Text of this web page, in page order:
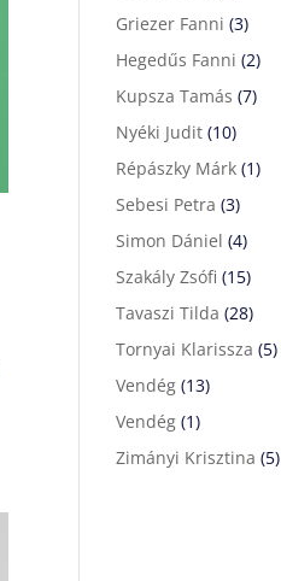
Griezer Fanni (3)
Hegedűs Fanni (2)
Kupsza Tamás (7)
Nyéki Judit (10)
Répászky Márk (1)
Sebesi Petra (3)
Simon Dániel (4)
Szakály Zsófi (15)
Tavaszi Tilda (28)
Tornyai Klarissza (5)
Vendég (13)
Vendég (1)
Zimányi Krisztina (5)